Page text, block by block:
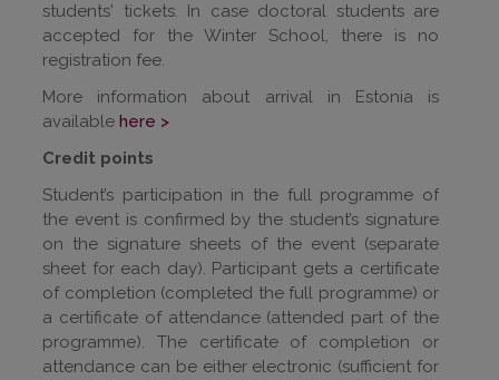
students' tickets. In case doctoral students are
accepted for the Winter School, there is no
registration fee.
More information about arrival in Estonia is
available here >
Credit points
Student’s participation in the full programme of
the event is confirmed by the student’s signature
on the signature sheets of the event (separate
sheet for each day). Participant gets a certificate
of completion (completed the full programme) or
a certificate of attendance (attended part of the
programme). The certificate of completion or
attendance can be either electronic (sufficient for